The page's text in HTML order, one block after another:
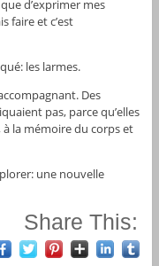
d’exprimer mes
faire et c’est
les larmes.
Des
pas, parce qu’elles
à la mémoire du corps et
une nouvelle
Share This: